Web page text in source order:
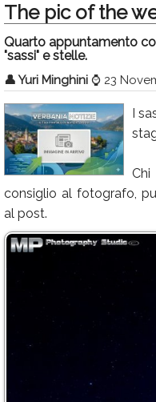
Politica
Sport
Eventi
Info Utili
Rubriche
Calendario
Annunci
The pic of the
Quarto appuntamento
"sassi" e stelle.
👤Yuri Minghini ⌚ 23
I
consiglio al fotografo,
al post.